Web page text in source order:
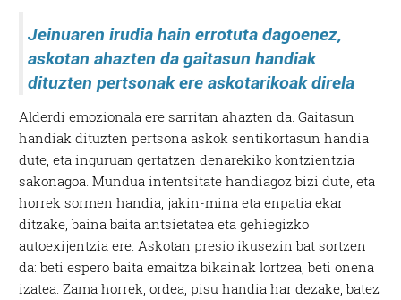
Jeinuaren irudia hain errotuta dagoenez,
askotan ahazten da gaitasun handiak
dituzten pertsonak ere askotarikoak direla
Alderdi emozionala ere sarritan ahazten da. Gaitasun
handiak dituzten pertsona askok sentikortasun handia
dute, eta inguruan gertatzen denarekiko kontzientzia
sakonagoa. Mundua intentsitate handiagoz bizi dute, eta
horrek sormen handia, jakin-mina eta enpatia ekar
ditzake, baina baita antsietatea eta gehiegizko
autoexijentzia ere. Askotan presio ikusezin bat sortzen
da: beti espero baita emaitza bikainak lortzea, beti onena
izatea. Zama horrek, ordea, pisu handia har dezake, batez